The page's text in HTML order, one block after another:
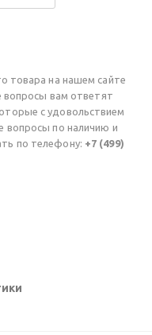
товара на нашем сайте
вопросы вам ответят
с удовольствием
вопросы по наличию и
по телефону: +7 (499)